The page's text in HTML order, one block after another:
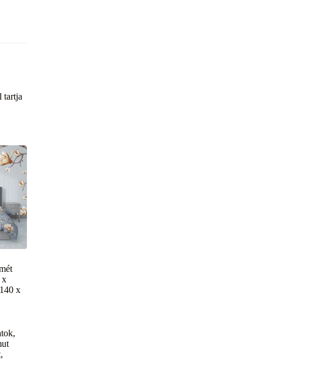
tartja
x
x
,
,